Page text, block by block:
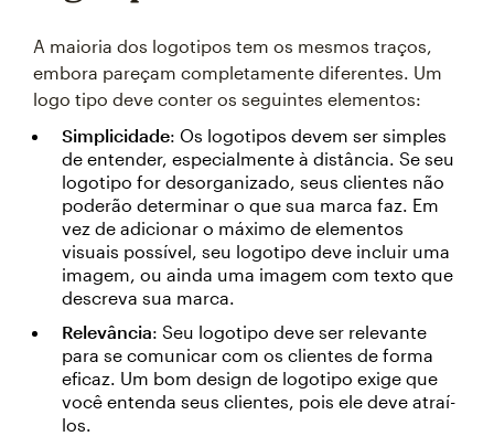
A maioria dos logotipos tem os mesmos traços,
embora pareçam completamente diferentes. Um
logo tipo deve conter os seguintes elementos:
Simplicidade: Os logotipos devem ser simples
de entender, especialmente à distância. Se seu
logotipo for desorganizado, seus clientes não
poderão determinar o que sua marca faz. Em
vez de adicionar o máximo de elementos
visuais possível, seu logotipo deve incluir uma
imagem, ou ainda uma imagem com texto que
descreva sua marca.
Relevância: Seu logotipo deve ser relevante
para se comunicar com os clientes de forma
eficaz. Um bom design de logotipo exige que
você entenda seus clientes, pois ele deve atraí-
los.